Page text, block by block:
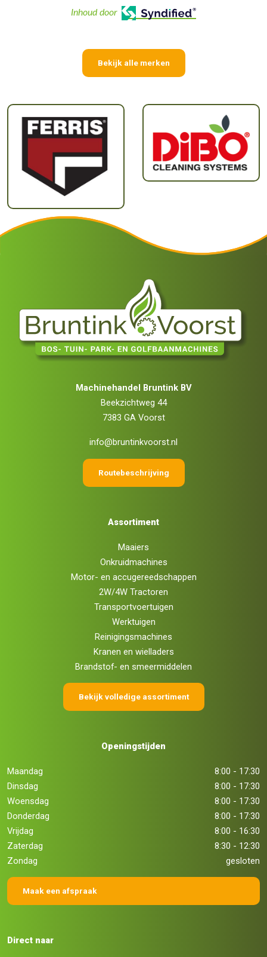
Inhoud door
Bekijk alle merken
Machinehandel Bruntink BV
Beekzichtweg 44
7383 GA Voorst
info@bruntinkvoorst.nl
Routebeschrijving
Assortiment
Maaiers
Onkruidmachines
Motor- en accugereedschappen
2W/4W Tractoren
Transportvoertuigen
Werktuigen
Reinigingsmachines
Kranen en wielladers
Brandstof- en smeermiddelen
Bekijk volledige assortiment
Openingstijden
Maandag
8:00 - 17:30
Dinsdag
8:00 - 17:30
Woensdag
8:00 - 17:30
Donderdag
8:00 - 17:30
Vrijdag
8:00 - 16:30
Zaterdag
8:30 - 12:30
Zondag
gesloten
Maak een afspraak
Direct naar